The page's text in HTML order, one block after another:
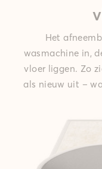
Het
wasmachine in,
vloer liggen. Zo
als nieuw uit –